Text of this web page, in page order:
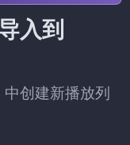
入到
创建新播放列